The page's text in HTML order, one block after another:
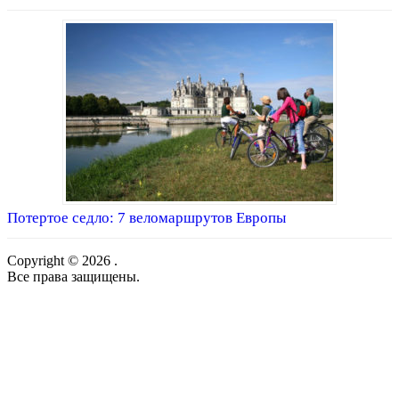
Потертое седло: 7 веломаршрутов Европы
Copyright © 2026 .
Все права защищены.